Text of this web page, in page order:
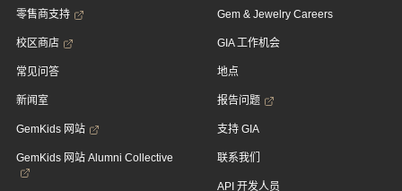
零售商支持
校区商店
常见问答
新闻室
GemKids 网站
GemKids 网站 Alumni Collective
Gem & Jewelry Careers
GIA 工作机会
地点
报告问题
支持 GIA
联系我们
API 开发人员